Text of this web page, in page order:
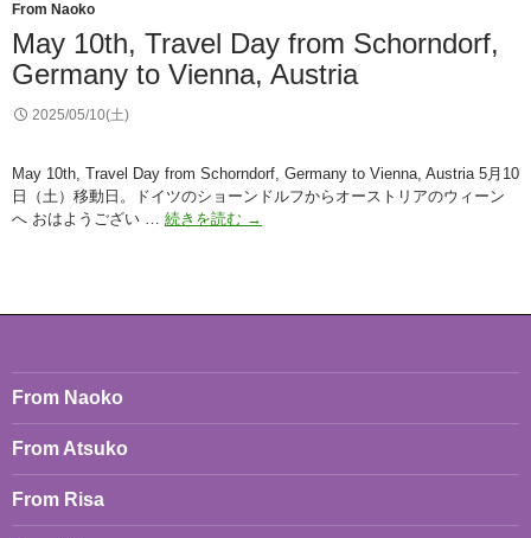
From Naoko
May 10th, Travel Day from Schorndorf,
Germany to Vienna, Austria
2025/05/10(土)
May 10th, Travel Day from Schorndorf, Germany to Vienna, Austria 5月10
日（土）移動日。ドイツのショーンドルフからオーストリアのウィーン
へ おはようござい … 続きを読む May
to
Austria
→
From Naoko
From Atsuko
From Risa